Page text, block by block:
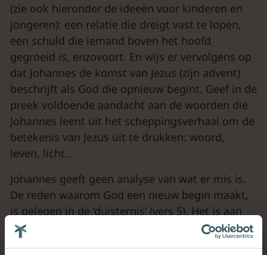
(zie ook hieronder de ideeën voor kinderen en
jongeren): een relatie die dreigt vast te lopen,
een schuld die iemand boven het hoofd
gegroeid is, enzovoort. En wijs er vervolgens op
dat Johannes de komst van Jezus (zijn advent)
beschrijft als God die opnieuw begint. Geef in de
preek voldoende aandacht aan de woorden die
Johannes leent uit het scheppingsverhaal om de
betekenis van Jezus uit te drukken: woord,
leven, licht…
Johannes geeft geen analyse van wat er mis is.
De reden waarom God een nieuw begin maakt,
is gelegen in de ‘duisternis’ (vers 5). Het is aan
de voorganger om dat begrip te interpreteren
en te vullen met ervaringen uit het dagelijks